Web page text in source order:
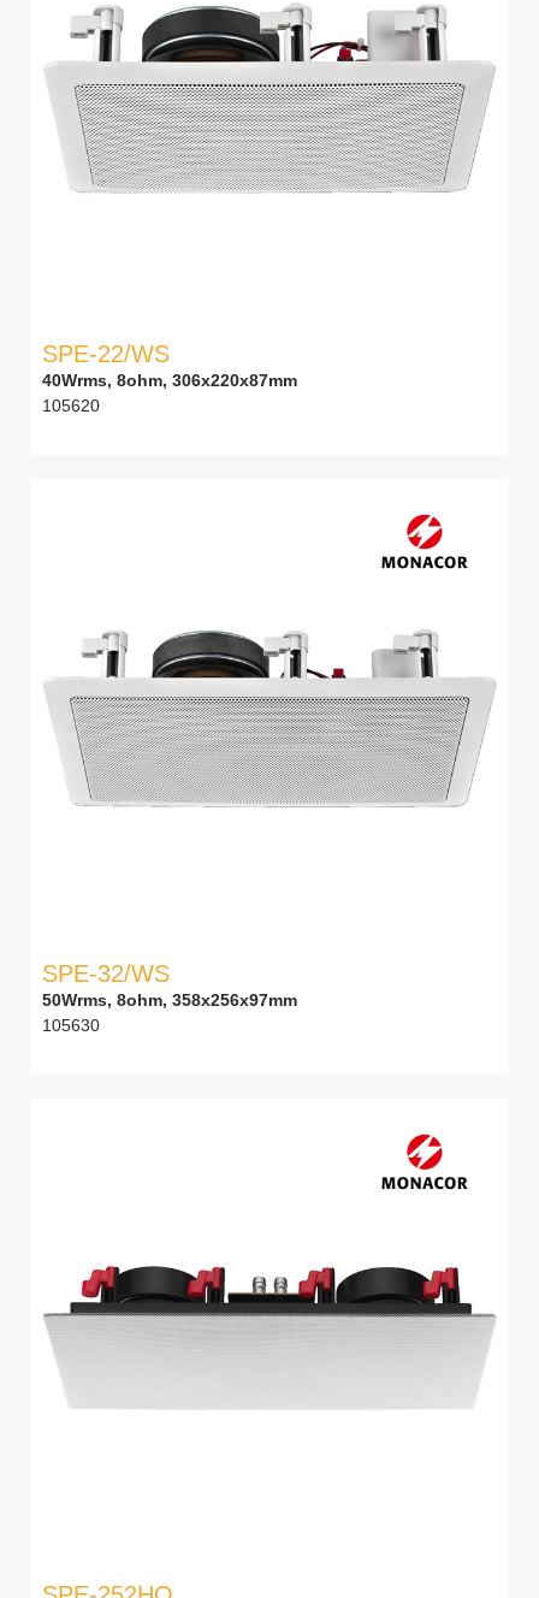
SPE-22/WS
40Wrms, 8ohm, 306x220x87mm
105620
SPE-32/WS
50Wrms, 8ohm, 358x256x97mm
105630